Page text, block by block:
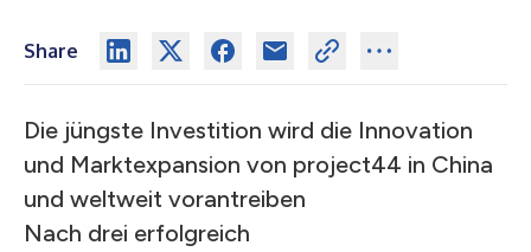
Share
Die jüngste Investition wird die Innovation
und Marktexpansion von project44 in China
und weltweit vorantreiben
Nach drei erfolgreich